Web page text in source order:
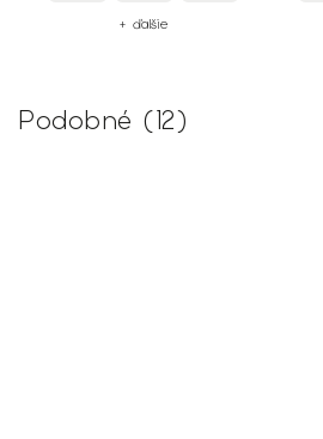
+ ďalšie
Podobné (12)